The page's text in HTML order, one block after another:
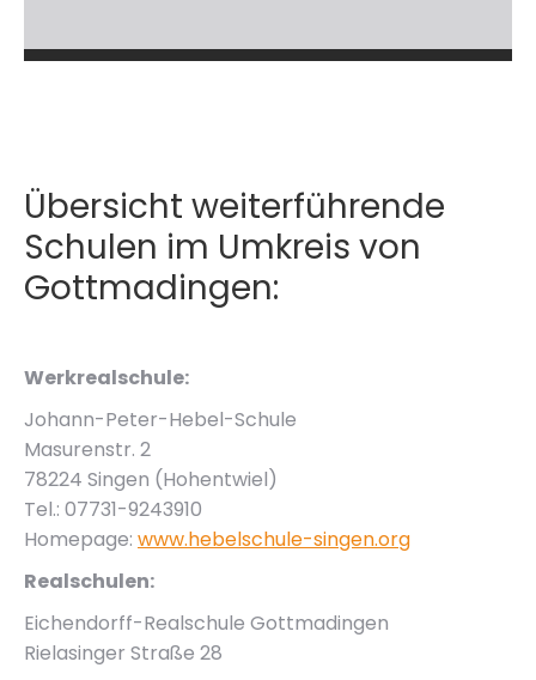
Übersicht weiterführende
Schulen im Umkreis von
Gottmadingen:
Werkrealschule:
Johann-Peter-Hebel-Schule
Masurenstr. 2
78224 Singen (Hohentwiel)
Tel.: 07731-9243910
Homepage: www.hebelschule-singen.org
Realschulen:
Eichendorff-Realschule Gottmadingen
Rielasinger Straße 28